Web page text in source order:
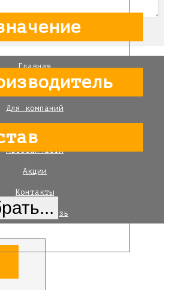
Главная
и доставка
Для компаний
Автозапчасти
Акции
Контакты
Обратная связь